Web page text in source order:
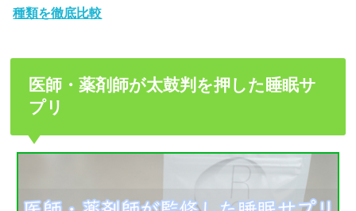
種類を徹底比較
医師・薬剤師が太鼓判を押した睡眠サ
プリ